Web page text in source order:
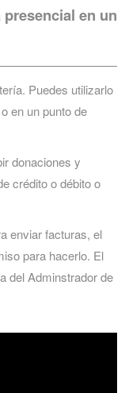
en un
Puedes utilizarlo
en un punto de
donaciones y
crédito o débito o
enviar facturas, el
para hacerlo. El
del Adminstrador de